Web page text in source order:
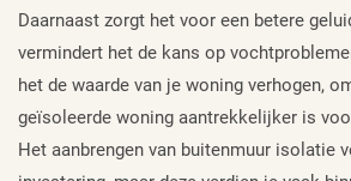
Daarnaast zorgt het voor een betere
vermindert het de kans op
het de waarde van je woning verhogen,
geïsoleerde woning aantrekkelijker is
Het aanbrengen van buitenmuur isolatie